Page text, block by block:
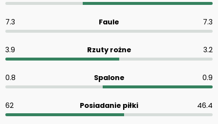
7.3 Faule 7.3
3.9 Rzuty rożne 3.2
0.8 Spalone 0.9
62 Posiadanie piłki 46.4